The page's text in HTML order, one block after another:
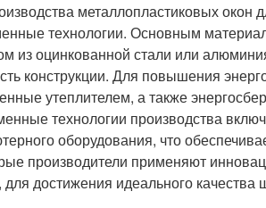
металлопластиковых окон
технологии. Основным
из оцинкованной стали или
конструкции. Для повышения
утеплителем, а также
технологии производства
оборудования, что
производители применяют
для достижения идеального